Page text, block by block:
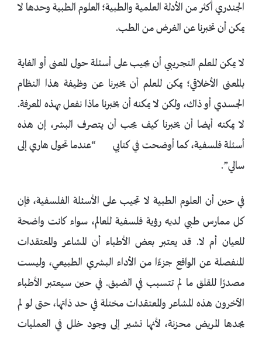
الجندري أكثر من الأدلة العلمية والطبية؛ العلوم الطبية وحدها لا
يمكن أن تخبرنا عن الغرض من الطب.
لا يمكن للعلم التجريبي أن يجيب على أسئلة حول المعنى أو الغاية
بالمعنى الأخلاقي؛ يمكن للعلم أن يخبرنا عن وظيفة هذا النظام
الجسدي أو ذاك، ولكن لا يمكنه أن يخبرنا ماذا نفعل بهذه المعرفة.
لا يمكنه أيضا أن يخبرنا كيف يجب أن يتصرف البشر، إن هذه
أسئلة فلسفية، كما أوضحت في كتابي “عندما تحول هاري إلى
سالي”.
في حين أن العلوم الطبية لا تجيب على الأسئلة الفلسفية، فإن
كل ممارس طبي لديه رؤية فلسفية للعالم، سواء كانت واضحة
للعيان أم لا. قد يعتبر بعض الأطباء أن المشاعر والمعتقدات
المنفصلة عن الواقع جزءًا من الأداء البشري الطبيعي، وليست
مصدرًا للقلق ما لم تتسبب في الضيق. في حين سيعتبر الأطباء
الآخرون هذه المشاعر والمعتقدات مختلة في حد ذاتها، حتى لو لم
يجدها المريض محزنة، لأنها تشير إلى وجود خلل في العمليات